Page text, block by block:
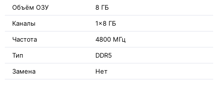
Объём ОЗУ 8 ГБ
Каналы 1x8 ГБ
Частота 4800 МГц
Тип DDR5
Замена Нет